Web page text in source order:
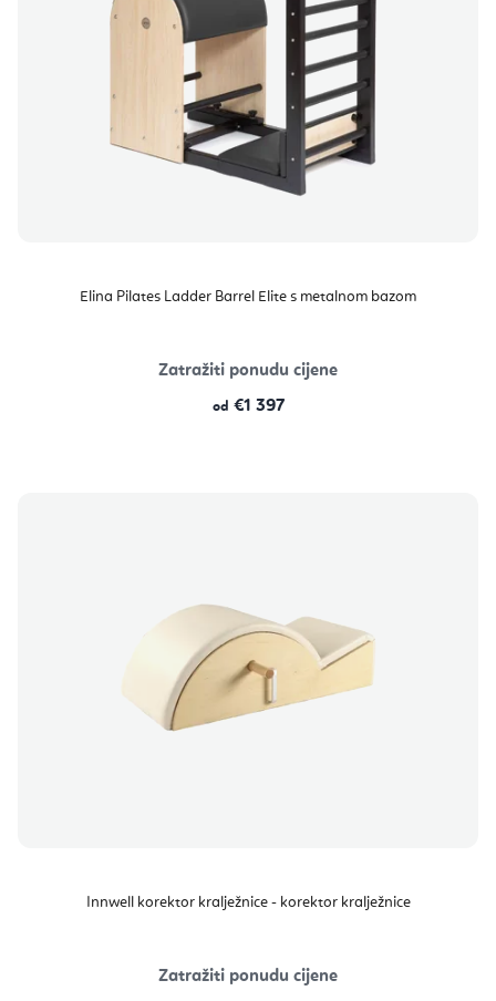
Elina Pilates Ladder Barrel Elite s metalnom bazom
Zatražiti ponudu cijene
od €1 397
Innwell korektor kralježnice - korektor kralježnice
Zatražiti ponudu cijene